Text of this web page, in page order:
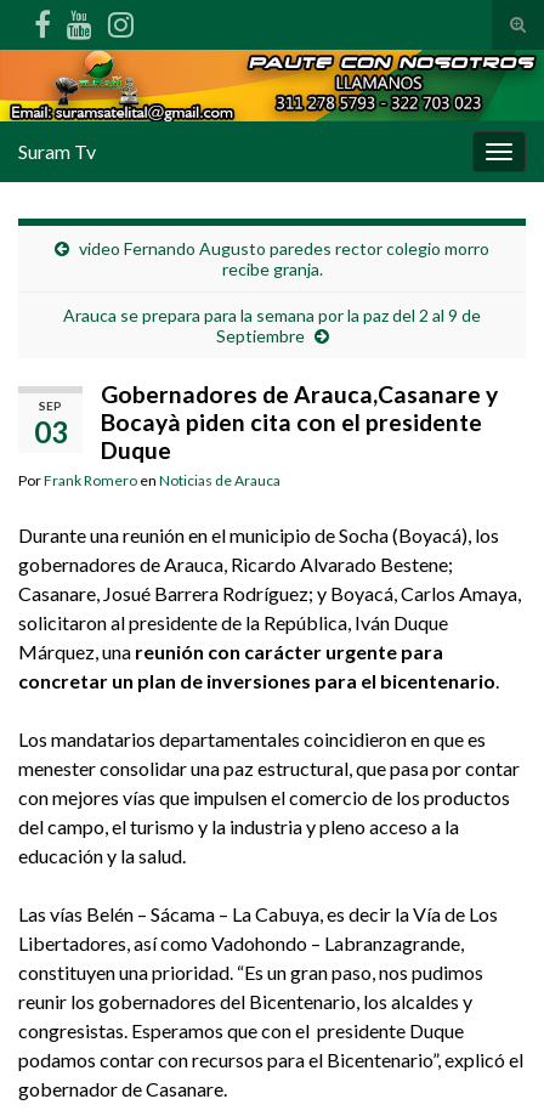
Suram Tv
video Fernando Augusto paredes rector colegio morro
recibe granja.
Arauca se prepara para la semana por la paz del 2 al 9 de
Septiembre
SEP
03
Gobernadores de Arauca,Casanare y
Bocayà piden cita con el presidente
Duque
PorFrank Romero en Noticias de Arauca
Durante una reunión en el municipio de Socha (Boyacá), los
gobernadores de Arauca, Ricardo Alvarado Bestene;
Casanare, Josué Barrera Rodríguez; y Boyacá, Carlos Amaya,
solicitaron al presidente de la República, Iván Duque
Márquez, una reunión con carácter urgente para
concretar un plan de inversiones para el bicentenario.
Los mandatarios departamentales coincidieron en que es
menester consolidar una paz estructural, que pasa por contar
con mejores vías que impulsen el comercio de los productos
del campo, el turismo y la industria y pleno acceso a la
educación y la salud.
Las vías Belén – Sácama – La Cabuya, es decir la Vía de Los
Libertadores, así como Vadohondo – Labranzagrande,
constituyen una prioridad. “Es un gran paso, nos pudimos
reunir los gobernadores del Bicentenario, los alcaldes y
congresistas. Esperamos que con el presidente Duque
podamos contar con recursos para el Bicentenario”, explicó el
gobernador de Casanare.